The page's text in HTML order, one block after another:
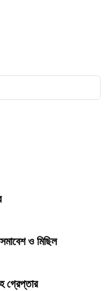
ও মি‌ছিল
গ্রেপ্তার